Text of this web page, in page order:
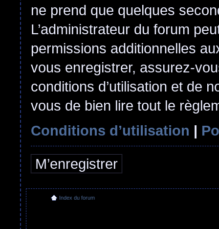
ne prend que quelques
L’administrateur du forum
permissions additionnelles
vous enregistrer, assurez-
conditions d’utilisation et de
vous de bien lire tout le
Conditions d’utilisation |
M’enregistrer
Index du forum